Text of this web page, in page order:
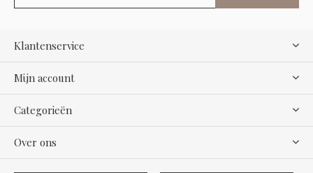
Klantenservice
Mijn account
Categorieën
Over ons